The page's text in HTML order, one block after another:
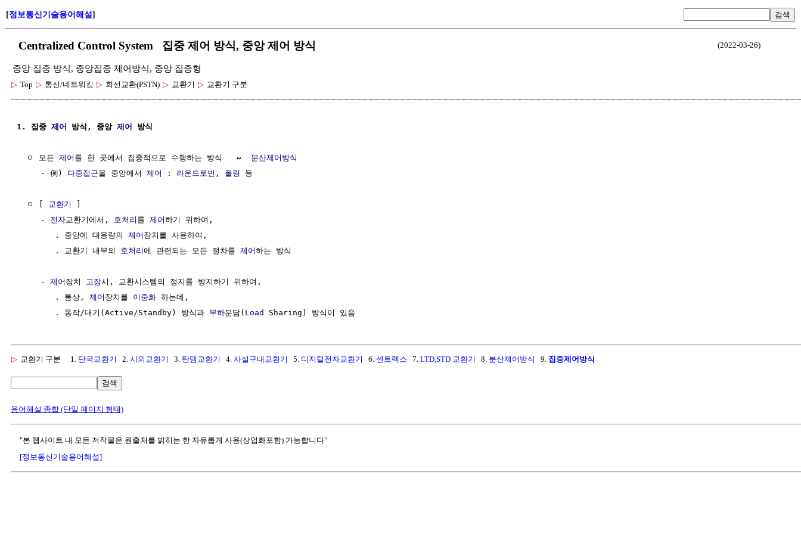
[정보통신기술용어해설] 검색
Centralized Control System 집중 제어 방식, 중앙 제어 방식 (2022-03-26)
중앙 집중 방식, 중앙집중 제어방식, 중앙 집중형
▷ Top ▷ 통신/네트워킹 ▷ 회선교환(PSTN) ▷ 교환기 ▷ 교환기 구분
1. 집중 제어 방식, 중앙 제어 방식
  ㅇ 모든
제어 를 한 곳에서 집중적으로 수행하는 방식   ↔ 분산제어방식
     - 例)
다중접근을 중앙에서 제어 : 라운드로빈 , 폴링 등
  ㅇ [
교환기
]
     -
전자교환기에서, 호처리 를 제어하기 위하여,
        . 중앙에 대용량의
제어 장치를 사용하여,
        . 교환기 내부의
호처리에 관련되는 모든 절차를 제어하는 방식
     -
제어 장치 고장시, 교환시스템의 정지를 방지하기 위하여,
        . 통상,
제어 장치를 이중화 하는데,
        . 동작/대기(Active/Standby) 방식과
부하분담( Load
▷ 교환기 구분 1. 단국교환기 2. 시외교환기 3. 탄뎀교환기 4. 사설구내교환기 5. 디지털전자교환기 6. 센트렉스 7. LTD,STD 교환기 8. 분산제어방식 9. 집중제어방식
검색
용어해설 종합 (단일 페이지 형태)
"본 웹사이트 내 모든 저작물은 원출처를 밝히는 한 자유롭게 사용(상업화포함) 가능합니다"
[정보통신기술용어해설]